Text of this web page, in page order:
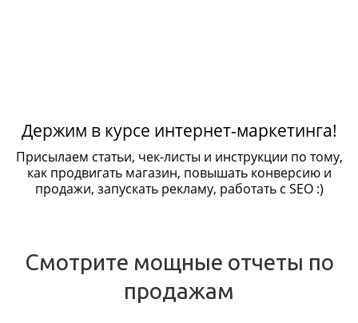
Держим в курсе интернет-маркетинга!
Присылаем статьи, чек-листы и инструкции по тому,
как продвигать магазин, повышать конверсию и
продажи, запускать рекламу, работать с SEO :)
Смотрите мощные отчеты по
продажам